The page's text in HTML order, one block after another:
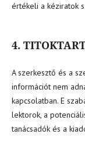
értékeli a kéziratok
4.
A szerkesztő és a
információt nem
kapcsolatban. E
lektorok, a
tanácsadók és a